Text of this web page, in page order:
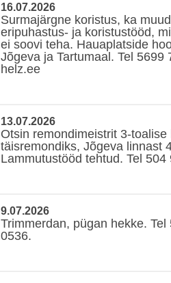
16.07.2026
Surmajärgne koristus, ka muud
eripuhastus- ja koristustööd,
ei soovi teha. Hauaplatside
Jõgeva ja Tartumaal. Tel 5699
helz.ee
13.07.2026
Otsin remondimeistrit 3-toalise
täisremondiks, Jõgeva linnast
Lammutustööd tehtud. Tel 504
9.07.2026
Trimmerdan, pügan hekke. Tel
0536.